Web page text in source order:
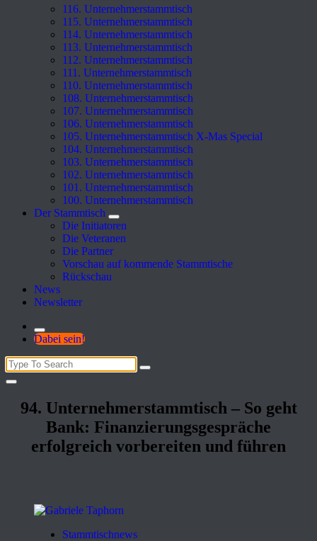
116. Unternehmerstammtisch
115. Unternehmerstammtisch
114. Unternehmerstammtisch
113. Unternehmerstammtisch
112. Unternehmerstammtisch
111. Unternehmerstammtisch
110. Unternehmerstammtisch
108. Unternehmerstammtisch
107. Unternehmerstammtisch
106. Unternehmerstammtisch
105. Unternehmerstammtisch X-Mas Special
104. Unternehmerstammtisch
103. Unternehmerstammtisch
102. Unternehmerstammtisch
101. Unternehmerstammtisch
100. Unternehmerstammtisch
Der Stammtisch
Die Initiatoren
Die Veteranen
Die Partner
Vorschau auf kommende Stammtische
Rückschau
News
Newsletter
Dabei sein!
Search
for:
94. Unternehmerstammtisch – So geht
Bank: Finanzierungsgespräche
erfolgreich vorbereiten und führen
Stammtischnews